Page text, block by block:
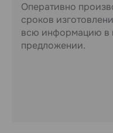
Оперативно
сроков
всю информацию в
предложении.